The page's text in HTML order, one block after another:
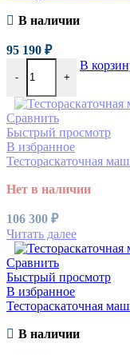
В наличии
95 190 ₽
- +
В
Сравнить
Быстрый просмотр
В избранное
Тестораскаточная
Нет в наличии
106 300 ₽
Читать далее
Сравнить
Быстрый просмотр
В избранное
Тестораскаточная
В наличии